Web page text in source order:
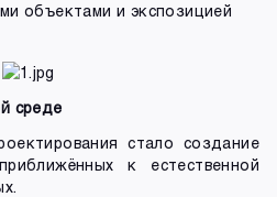
объектами и экспозицией
среде
стало создание
к естественной